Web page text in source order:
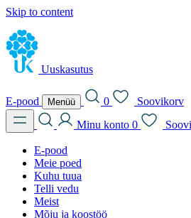
Skip to content
Uuskasutus
E-pood Menüü 0
Soovikorv
Minu konto 0
E-pood
Meie poed
Kuhu tuua
Telli vedu
Meist
Mõju ja koostöö